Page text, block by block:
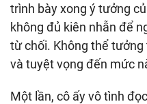
trình bày xong ý tưởng
không đủ kiên nhẫn để
từ chối. Không thể
và tuyệt vọng đến mức
Một lần, cô ấy vô tình